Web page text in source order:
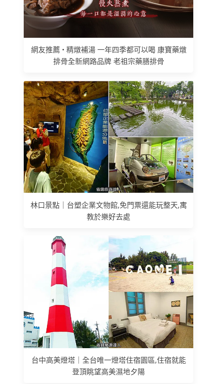
網友推薦 • 精燉補湯 一年四季都可以喝 康寶藥燉
排骨全新網路品牌 老祖宗藥膳排骨
林口景點｜台塑企業文物館,免門票還能玩整天,寓
教於樂好去處
台中高美燈塔｜全台唯一燈塔住宿園區,住宿就能
登頂眺望高美濕地夕陽